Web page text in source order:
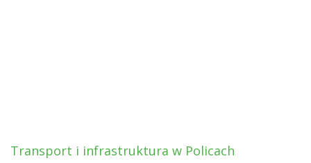
Transport i infrastruktura w Policach